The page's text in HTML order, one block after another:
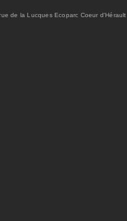
de la Lucques Ecoparc Coeur